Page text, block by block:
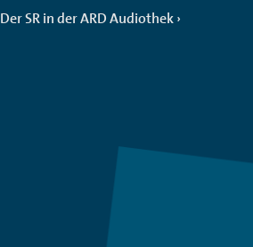
Der SR in der ARD Audiothek